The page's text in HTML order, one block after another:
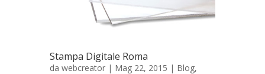
Stampa Digitale Roma
da webcreator | Mag 22, 2015 | Blog,